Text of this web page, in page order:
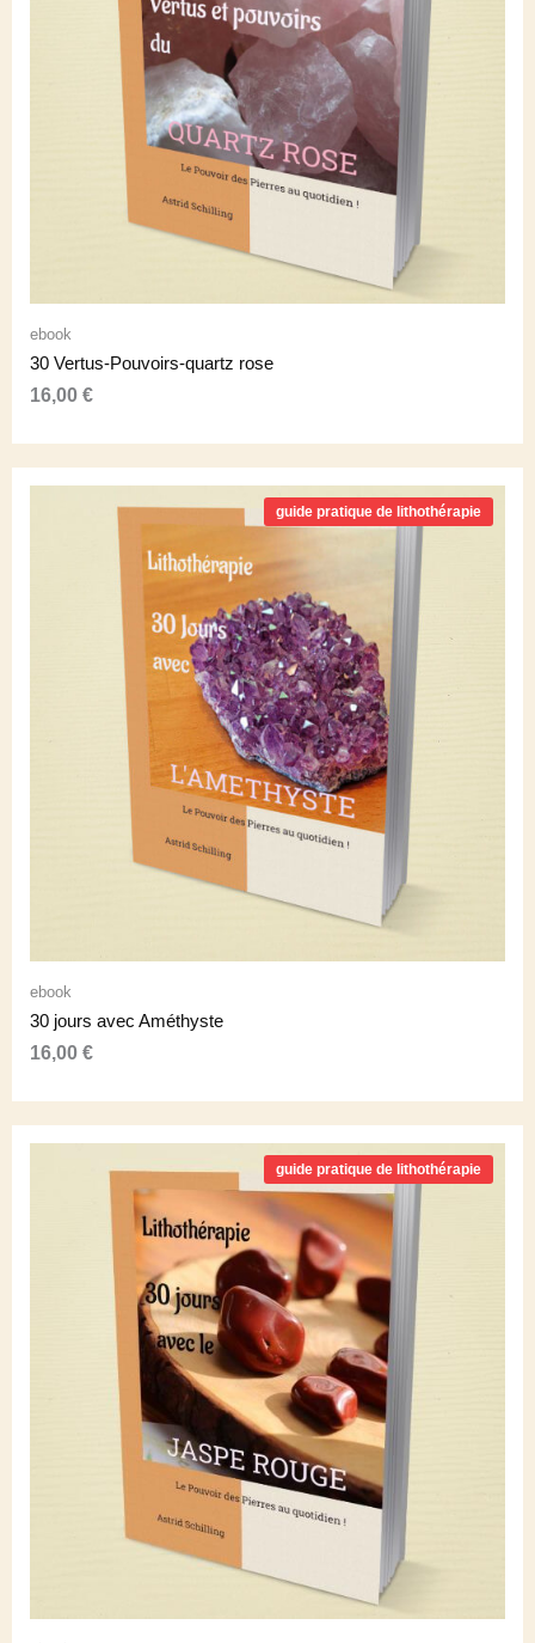
ebook
30 Vertus-Pouvoirs-quartz rose
16,00 €
guide pratique de lithothérapie
ebook
30 jours avec Améthyste
16,00 €
guide pratique de lithothérapie